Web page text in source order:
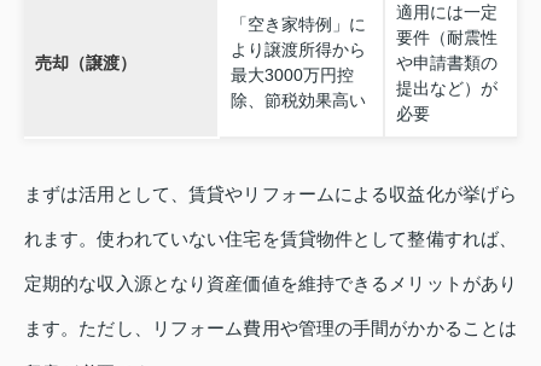
売却（譲渡）
「空き家特例」に
より譲渡所得から
最大3000万円控
除、節税効果高い
適用には一定
要件（耐震性
や申請書類の
提出など）が
必要
まずは活用として、賃貸やリフォームによる収益化が挙げら
れます。使われていない住宅を賃貸物件として整備すれば、
定期的な収入源となり資産価値を維持できるメリットがあり
ます。ただし、リフォーム費用や管理の手間がかかることは